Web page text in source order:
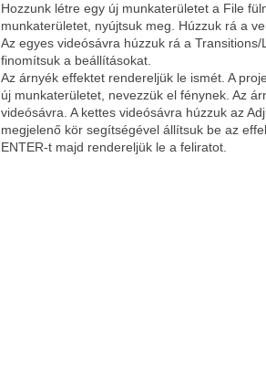
Hozzunk létre egy új munkaterületet a File
munkaterületet, nyújtsuk meg. Húzzuk rá a
Az egyes videósávra húzzuk rá a
finomítsuk a beállításokat.
Az árnyék effektet rendereljük le ismét. A
új munkaterületet, nevezzük el fénynek. Az
videósávra. A kettes videósávra húzzuk az
megjelenő kör segítségével állítsuk be az
ENTER-t majd rendereljük le a feliratot.